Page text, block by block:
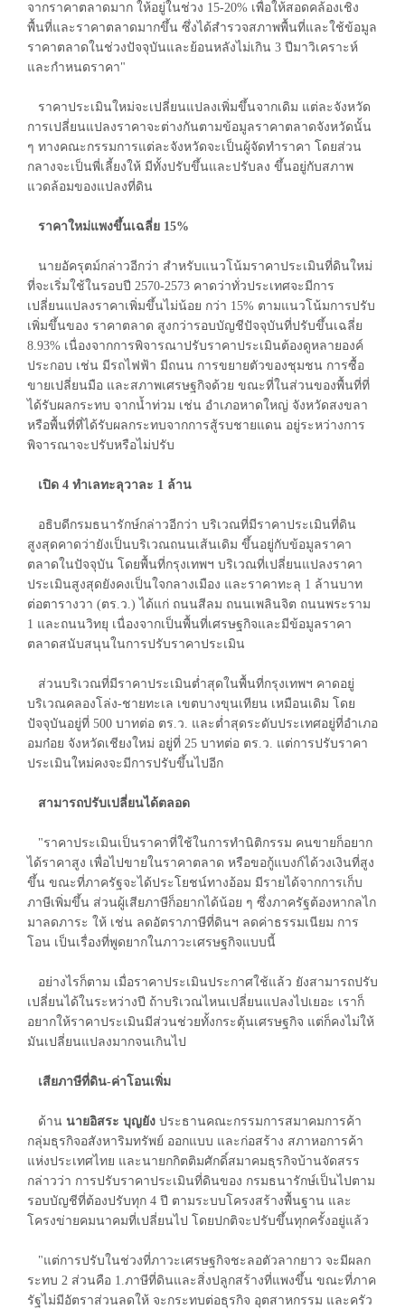
จากราคาตลาดมาก ให้อยู่ในช่วง 15-20% เพื่อให้สอดคล้องเชิง
พื้นที่และราคาตลาดมากขึ้น ซึ่งได้สำรวจสภาพพื้นที่และใช้ข้อมูล
ราคาตลาดในช่วงปัจจุบันและย้อนหลังไม่เกิน 3 ปีมาวิเคราะห์
และกำหนดราคา"
ราคาประเมินใหม่จะเปลี่ยนแปลงเพิ่มขึ้นจากเดิม แต่ละจังหวัด
การเปลี่ยนแปลงราคาจะต่างกันตามข้อมูลราคาตลาดจังหวัดนั้น
ๆ ทางคณะกรรมการแต่ละจังหวัดจะเป็นผู้จัดทำราคา โดยส่วน
กลางจะเป็นพี่เลี้ยงให้ มีทั้งปรับขึ้นและปรับลง ขึ้นอยู่กับสภาพ
แวดล้อมของแปลงที่ดิน
ราคาใหม่แพงขึ้นเฉลี่ย 15%
นายอัครุตม์กล่าวอีกว่า สำหรับแนวโน้มราคาประเมินที่ดินใหม่
ที่จะเริ่มใช้ในรอบปี 2570-2573 คาดว่าทั่วประเทศจะมีการ
เปลี่ยนแปลงราคาเพิ่มขึ้นไม่น้อย กว่า 15% ตามแนวโน้มการปรับ
เพิ่มขึ้นของ ราคาตลาด สูงกว่ารอบบัญชีปัจจุบันที่ปรับขึ้นเฉลี่ย
8.93% เนื่องจากการพิจารณาปรับราคาประเมินต้องดูหลายองค์
ประกอบ เช่น มีรถไฟฟ้า มีถนน การขยายตัวของชุมชน การซื้อ
ขายเปลี่ยนมือ และสภาพเศรษฐกิจด้วย ขณะที่ในส่วนของพื้นที่ที่
ได้รับผลกระทบ จากน้ำท่วม เช่น อำเภอหาดใหญ่ จังหวัดสงขลา
หรือพื้นที่ที่ได้รับผลกระทบจากการสู้รบชายแดน อยู่ระหว่างการ
พิจารณาจะปรับหรือไม่ปรับ
เปิด 4 ทำเลทะลุวาละ 1 ล้าน
อธิบดีกรมธนารักษ์กล่าวอีกว่า บริเวณที่มีราคาประเมินที่ดิน
สูงสุดคาดว่ายังเป็นบริเวณถนนเส้นเดิม ขึ้นอยู่กับข้อมูลราคา
ตลาดในปัจจุบัน โดยพื้นที่กรุงเทพฯ บริเวณที่เปลี่ยนแปลงราคา
ประเมินสูงสุดยังคงเป็นใจกลางเมือง และราคาทะลุ 1 ล้านบาท
ต่อตารางวา (ตร.ว.) ได้แก่ ถนนสีลม ถนนเพลินจิต ถนนพระราม
1 และถนนวิทยุ เนื่องจากเป็นพื้นที่เศรษฐกิจและมีข้อมูลราคา
ตลาดสนับสนุนในการปรับราคาประเมิน
ส่วนบริเวณที่มีราคาประเมินต่ำสุดในพื้นที่กรุงเทพฯ คาดอยู่
บริเวณคลองโล่ง-ชายทะเล เขตบางขุนเทียน เหมือนเดิม โดย
ปัจจุบันอยู่ที่ 500 บาทต่อ ตร.ว. และต่ำสุดระดับประเทศอยู่ที่อำเภอ
อมก๋อย จังหวัดเชียงใหม่ อยู่ที่ 25 บาทต่อ ตร.ว. แต่การปรับราคา
ประเมินใหม่คงจะมีการปรับขึ้นไปอีก
สามารถปรับเปลี่ยนได้ตลอด
"ราคาประเมินเป็นราคาที่ใช้ในการทำนิติกรรม คนขายก็อยาก
ได้ราคาสูง เพื่อไปขายในราคาตลาด หรือขอกู้แบงก์ได้วงเงินที่สูง
ขึ้น ขณะที่ภาครัฐจะได้ประโยชน์ทางอ้อม มีรายได้จากการเก็บ
ภาษีเพิ่มขึ้น ส่วนผู้เสียภาษีก็อยากได้น้อย ๆ ซึ่งภาครัฐต้องหากลไก
มาลดภาระ ให้ เช่น ลดอัตราภาษีที่ดินฯ ลดค่าธรรมเนียม การ
โอน เป็นเรื่องที่พูดยากในภาวะเศรษฐกิจแบบนี้
อย่างไรก็ตาม เมื่อราคาประเมินประกาศใช้แล้ว ยังสามารถปรับ
เปลี่ยนได้ในระหว่างปี ถ้าบริเวณไหนเปลี่ยนแปลงไปเยอะ เราก็
อยากให้ราคาประเมินมีส่วนช่วยทั้งกระตุ้นเศรษฐกิจ แต่ก็คงไม่ให้
มันเปลี่ยนแปลงมากจนเกินไป
เสียภาษีที่ดิน-ค่าโอนเพิ่ม
ด้าน นายอิสระ บุญยัง ประธานคณะกรรมการสมาคมการค้า
กลุ่มธุรกิจอสังหาริมทรัพย์ ออกแบบ และก่อสร้าง สภาหอการค้า
แห่งประเทศไทย และนายกกิตติมศักดิ์สมาคมธุรกิจบ้านจัดสรร
กล่าวว่า การปรับราคาประเมินที่ดินของ กรมธนารักษ์เป็นไปตาม
รอบบัญชีที่ต้องปรับทุก 4 ปี ตามระบบโครงสร้างพื้นฐาน และ
โครงข่ายคมนาคมที่เปลี่ยนไป โดยปกติจะปรับขึ้นทุกครั้งอยู่แล้ว
"แต่การปรับในช่วงที่ภาวะเศรษฐกิจชะลอตัวลากยาว จะมีผลก
ระทบ 2 ส่วนคือ 1.ภาษีที่ดินและสิ่งปลูกสร้างที่แพงขึ้น ขณะที่ภาค
รัฐไม่มีอัตราส่วนลดให้ จะกระทบต่อธุรกิจ อุตสาหกรรม และครัว